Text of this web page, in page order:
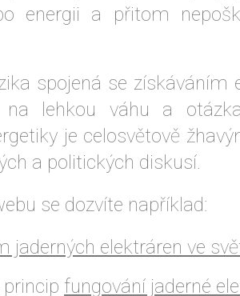
energii a přitom
spojená se získáváním
na lehkou váhu a
je celosvětově
a politických diskusí.
se dozvíte například:
jaderných elektráren ve
fungování jaderné